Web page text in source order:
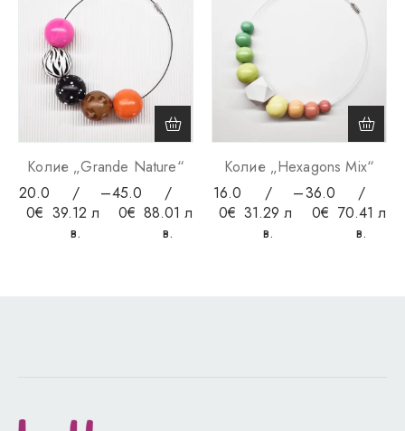
Колие „Grande Nature“
20.0
0€
/
39.12 л
в.
–45.0
0€
/
88.01 л
в.
Колие „Hexagons Mix“
16.0
0€
/
31.29 л
в.
–36.0
0€
/
70.41 л
в.